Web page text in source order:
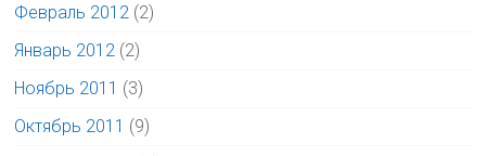
Февраль 2012 (2)
Январь 2012 (2)
Ноябрь 2011 (3)
Октябрь 2011 (9)